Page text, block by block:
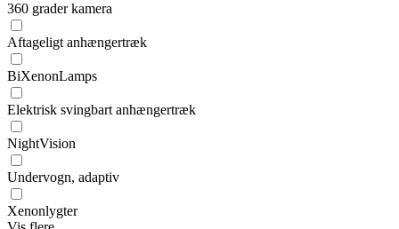
360 grader kamera
Aftageligt anhængertræk
BiXenonLamps
Elektrisk svingbart anhængertræk
NightVision
Undervogn, adaptiv
Xenonlygter